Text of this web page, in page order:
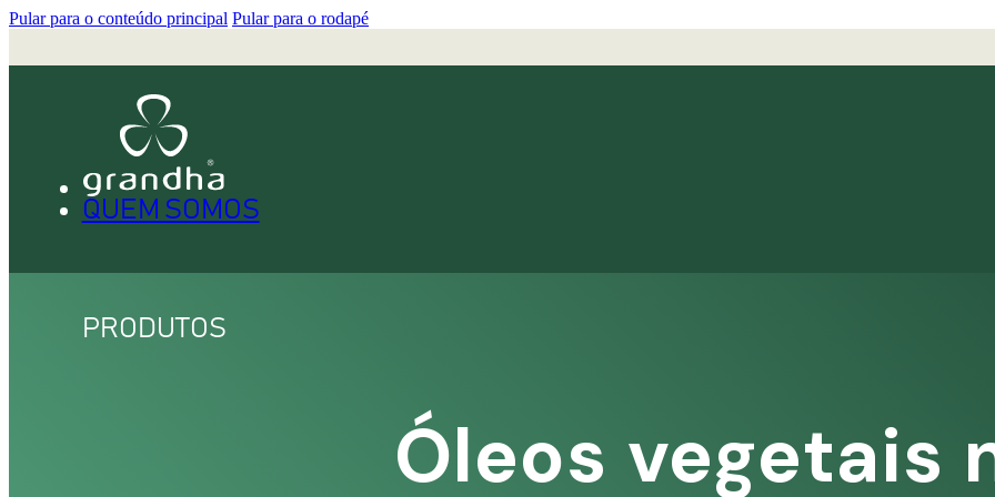
Pular para o conteúdo principal Pular para o rodapé
QUEM SOMOS
PRODUTOS
Óleos vegetais